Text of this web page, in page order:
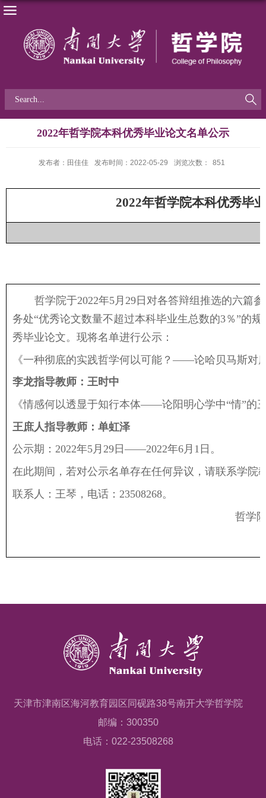
​2022年哲学院本科优秀毕业论文名单公示
发布者：田佳佳 发布时间：2022-05-29 浏览次数： 851
2022年哲学院本科优秀毕
哲学院于2022年5 月 29日对各答辩组推选的六篇
务处“优秀论文数量不超过本科毕业生总数的3％”的
秀毕业论文。现将名单进行公示：
《一种彻底的实践哲学何以可能？——论哈贝马斯对
李龙指导教师：王时中
《情感何以透显于知行本体——论阳明心学中“情”的
王庶人指导教师：单虹泽
公示期： 2022年5月 29 日——2022年6月 1 日。
在此期间，若对公示名单存在任何异议，请联系学院
联系人：王琴，电话： 23508268
哲学
天津市津南区海河教育园区同砚路38号南开大学哲学院
邮编：300350
电话：022-23508268